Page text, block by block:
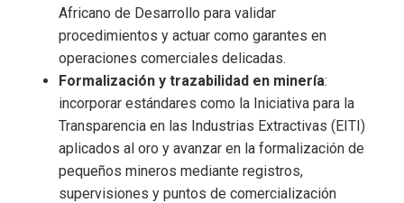
Africano de Desarrollo para validar
procedimientos y actuar como garantes en
operaciones comerciales delicadas.
Formalización y trazabilidad en minería:
incorporar estándares como la Iniciativa para la
Transparencia en las Industrias Extractivas (EITI)
aplicados al oro y avanzar en la formalización de
pequeños mineros mediante registros,
supervisiones y puntos de comercialización